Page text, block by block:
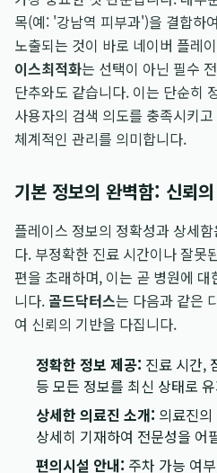
목(예: '강남역 피부과')을 결합하
노출되는 것이 바로 네이버 플레
이스최적화는 선택이 아닌 필수
단추와도 같습니다. 이는 단순히
사용자의 검색 의도를 충족시키
체계적인 관리를 의미합니다.
기본 정보의 완벽함: 신뢰
플레이스 정보의 정확성과 상세
다. 부정확한 진료 시간이나 잘못
편을 초래하며, 이는 곧 병원에
니다. 골드닥터스는 다음과 같은
여 신뢰의 기반을 다집니다.
정확한 정보 제공: 진료 시간,
등 모든 정보를 최신 상태로
상세한 의료진 소개: 의료진
상세히 기재하여 전문성을 어
편의시설 안내: 주차 가능 여